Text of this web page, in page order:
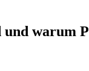
und warum